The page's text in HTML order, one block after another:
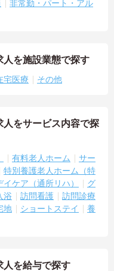
非常勤・パート・アル
人を施設業態で探す
宅医療 その他
をサービス内容で探
有料老人ホーム
サー
特別養護老人ホーム（特
イケア（通所リハ）
グ
浴 訪問看護
訪問診療
地 ショートステイ
養
人を給与で探す